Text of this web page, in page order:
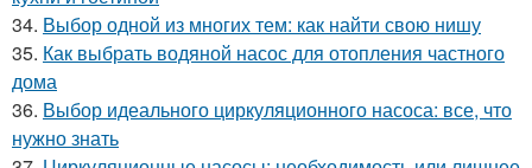
34. Выбор одной из многих тем: как найти свою нишу
35. Как выбрать водяной насос для отопления частного
дома
36. Выбор идеального циркуляционного насоса: все, что
нужно знать